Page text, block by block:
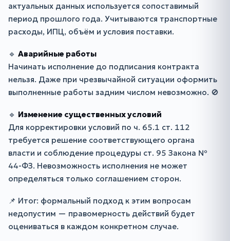
актуальных данных используется сопоставимый
период прошлого года. Учитываются транспортные
расходы, ИПЦ, объём и условия поставки.
🔹 Аварийные работы
Начинать исполнение до подписания контракта
нельзя. Даже при чрезвычайной ситуации оформить
выполненные работы задним числом невозможно. 🚫
🔹 Изменение существенных условий
Для корректировки условий по ч. 65.1 ст. 112
требуется решение соответствующего органа
власти и соблюдение процедуры ст. 95 Закона №
44-ФЗ. Невозможность исполнения не может
определяться только соглашением сторон.
📌 Итог: формальный подход к этим вопросам
недопустим — правомерность действий будет
оцениваться в каждом конкретном случае.